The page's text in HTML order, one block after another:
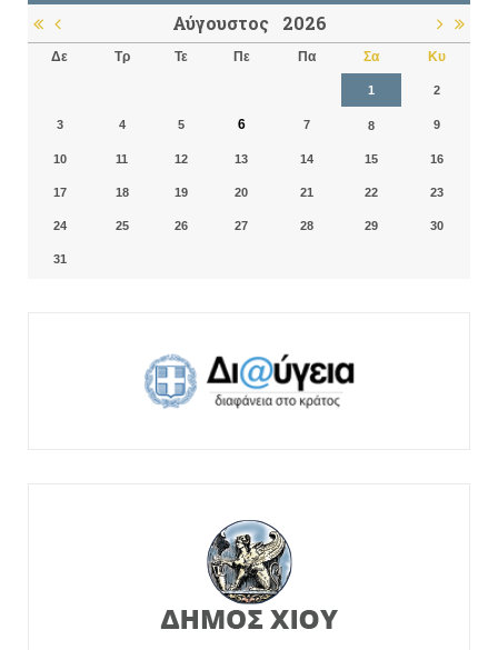
Αύγουστος 2026
Δε Τρ Τε Πε Πα Σα Κυ
1 2
3 4 5 6 7 8 9
10 11 12 13 14 15 16
17 18 19 20 21 22 23
24 25 26 27 28 29 30
31